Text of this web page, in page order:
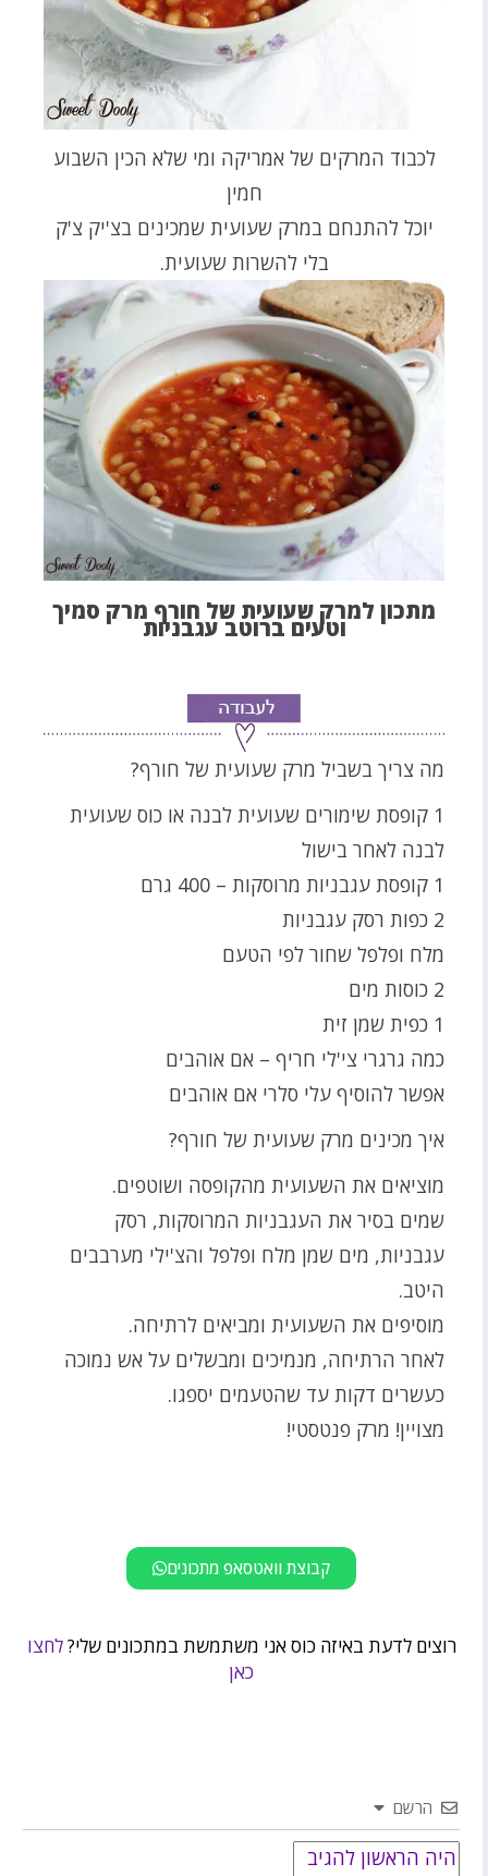
לכבוד המרקים של אמריקה ומי שלא הכין השבוע
חמין
יוכל להתנחם במרק שעועית שמכינים בצ'יק צ'ק
בלי להשרות שעועית.
מתכון למרק שעועית של חורף מרק סמיך
וטעים ברוטב עגבניות
מה צריך בשביל מרק שעועית של חורף?
1 קופסת שימורים שעועית לבנה או כוס שעועית
לבנה לאחר בישול
1 קופסת עגבניות מרוסקות – 400 גרם
2 כפות רסק עגבניות
מלח ופלפל שחור לפי הטעם
2 כוסות מים
1 כפית שמן זית
כמה גרגרי צי'לי חריף – אם אוהבים
אפשר להוסיף עלי סלרי אם אוהבים
איך מכינים מרק שעועית של חורף?
מוציאים את השעועית מהקופסה ושוטפים.
שמים בסיר את העגבניות המרוסקות, רסק
עגבניות, מים שמן מלח ופלפל והצ'ילי מערבבים
היטב.
מוסיפים את השעועית ומביאים לרתיחה.
לאחר הרתיחה, מנמיכים ומבשלים על אש נמוכה
כעשרים דקות עד שהטעמים יספגו.
מצויין! מרק פנטסטי!
קבוצת וואטסאפ מתכונים
רוצים לדעת באיזה כוס אני משתמשת במתכונים שלי?לחצו
כאן
הרשם